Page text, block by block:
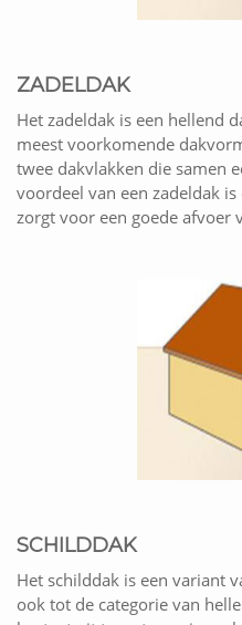
ZADELDAK
Het zadeldak is een hellend
meest voorkomende
twee dakvlakken die samen
voordeel van een zadeldak
zorgt voor een goede afvoer
SCHILDDAK
Het schilddak is een variant
ook tot de categorie van